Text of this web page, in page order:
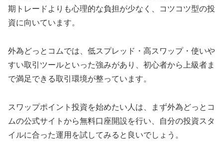
期トレードよりも心理的な負担が少なく、コツコツ型の投
資に向いています。
外為どっとコムでは、低スプレッド・高スワップ・使いや
すい取引ツールといった強みがあり、初心者から上級者ま
で満足できる取引環境が整っています。
スワップポイント投資を始めたい人は、まず外為どっとコ
ムの公式サイトから無料口座開設を行い、自分の投資スタ
イルに合った運用を試してみると良いでしょう。